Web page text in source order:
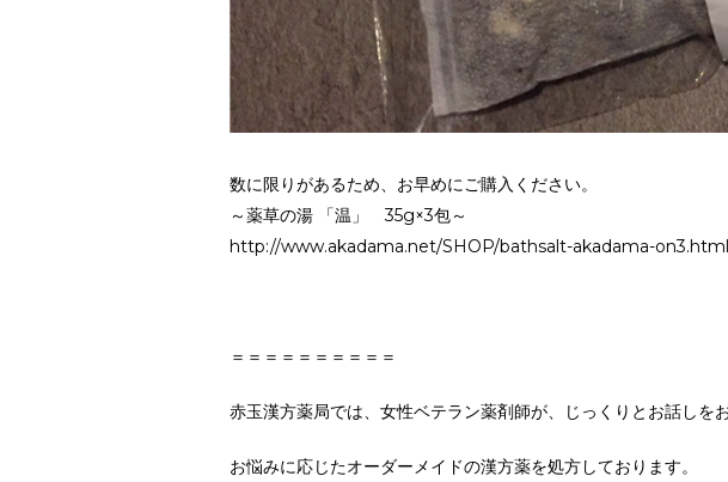
数に限りがあるため、お早めにご購入ください。
～薬草の湯 「温」 35g×3包～
http://www.akadama.net/SHOP/bathsalt-akadama-on3.html
＝＝＝＝＝＝＝＝＝＝
赤玉漢方薬局では、女性ベテラン薬剤師が、じっくりとお話しをお
お悩みに応じたオーダーメイドの漢方薬を処方しております。